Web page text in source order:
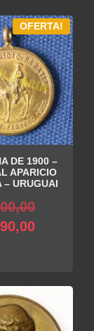
OFERTA!
DE 1900 –
APARICIO
– URUGUAI
90,00O
é:
R$90,00.